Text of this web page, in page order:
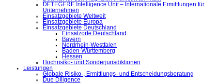
DETEGERE Intelligence Unit – Internationale Ermittlungen für
Unternehmen
Einsatzgebiete Weltweit
Einsatzgebiete Europa
Einsatzgebiete Deutschland
Einsatzorte Deutschland
Bayern
Nordrhein-Westfalen
Baden-Württemberg
Hessen
Hochrisiko- und Sonderjurisdiktionen
Leistungen
Globale Risiko-, Ermittlungs- und Entscheidungsberatung
Due Diligence